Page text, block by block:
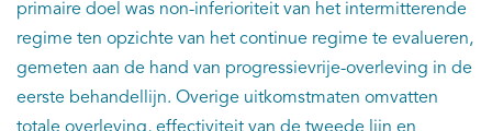
primaire doel was non-inferioriteit van het intermitterende
regime ten opzichte van het continue regime te evalueren,
gemeten aan de hand van progressievrije-overleving in de
eerste behandellijn. Overige uitkomstmaten omvatten